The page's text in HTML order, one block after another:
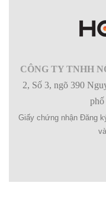
CÔNG TY TNHH
2, Số 3, ngõ 390
Giấy chứng nhận Đăng